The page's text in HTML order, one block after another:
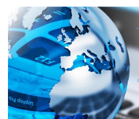
Смотреть проект